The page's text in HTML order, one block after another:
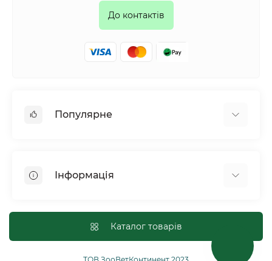
До контактів
Популярне
Птахи
Рептилії
Сільськогосподарські тварини та птахи
Інформація
Оплата і доставка
Політика конфіденційності
Каталог товарів